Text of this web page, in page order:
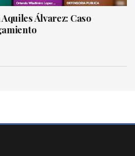
Álvarez: Caso